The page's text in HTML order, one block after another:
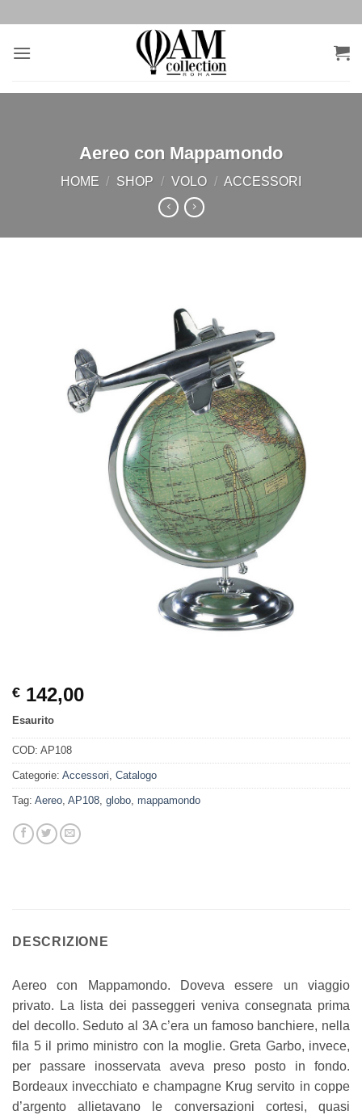
contenuti
Aereo con Mappamondo
HOME / SHOP / VOLO / ACCESSORI
€ 142,00
Esaurito
COD: AP108
Categorie: Accessori Catalogo
Tag: Aereo AP108 globo mappamondo
DESCRIZIONE
Aereo con Mappamondo. Doveva essere un viaggio
privato. La lista dei passeggeri veniva consegnata prima
del decollo. Seduto al 3A c’era un famoso banchiere, nella
fila 5 il primo ministro con la moglie. Greta Garbo, invece,
per passare inosservata aveva preso posto in fondo.
Bordeaux invecchiato e champagne Krug servito in coppe
d’argento allietavano le conversazioni cortesi, quasi